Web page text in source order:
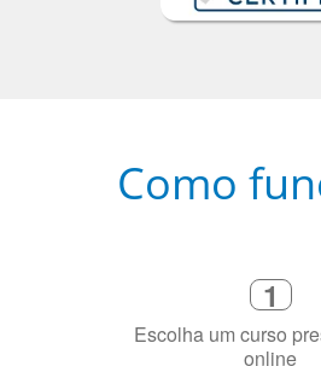
Como
Escolha um curso
online